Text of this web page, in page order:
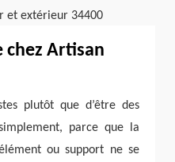
chez Artisan
plutôt que d’être des
parce que la
ou support ne se